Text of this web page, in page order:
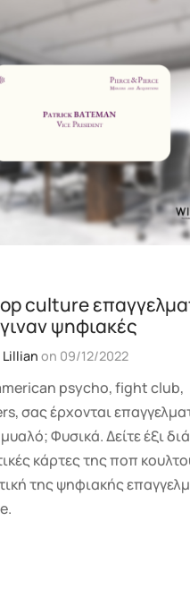
culture
ψηφιακές
on 09/12/2022
psycho, fight club,
σας έρχονται
Φυσικά. Δείτε έξι
κάρτες της ποπ
της ψηφιακής